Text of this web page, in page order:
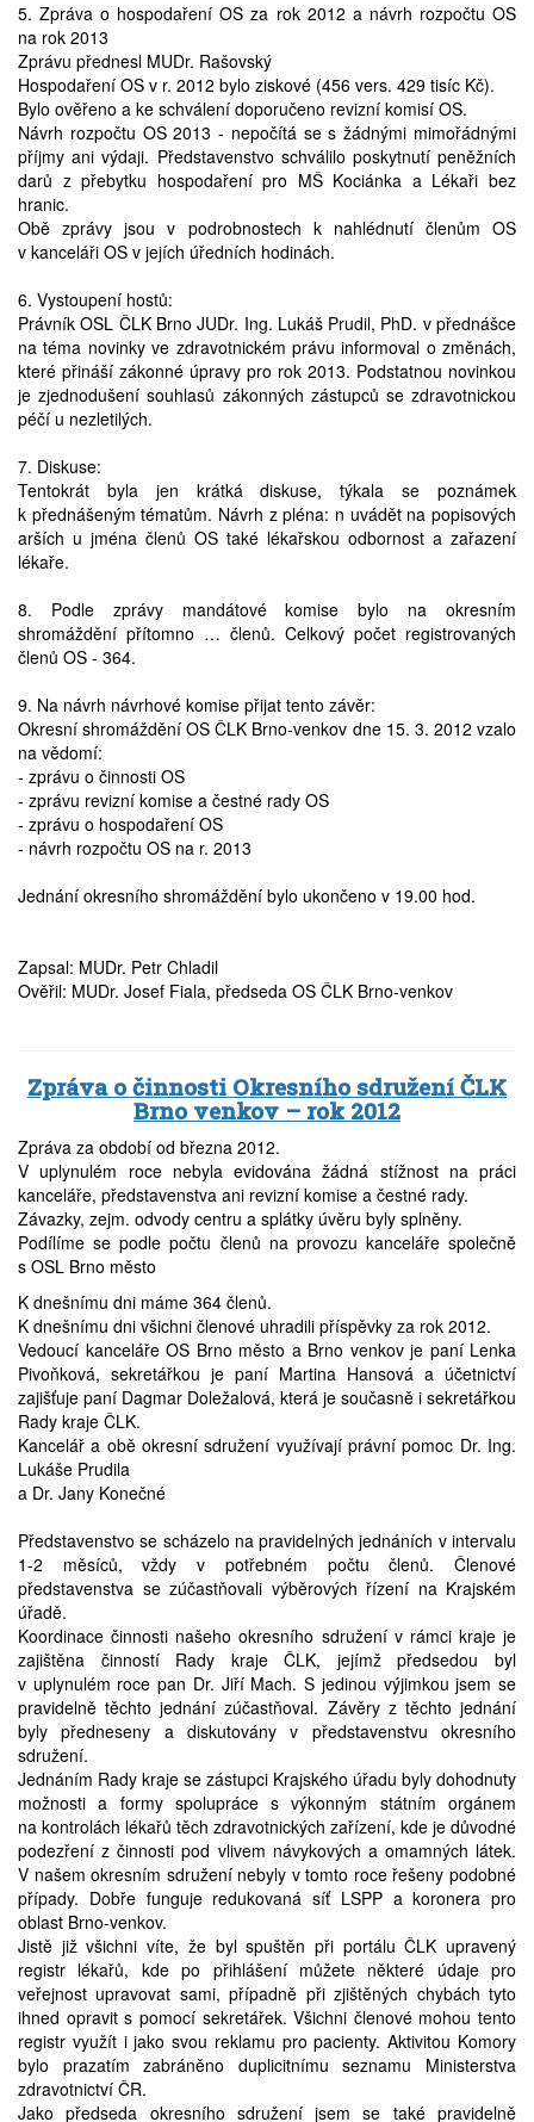
5. Zpráva o hospodaření OS za rok 2012 a návrh rozpočtu OS
na rok 2013
Zprávu přednesl MUDr. Rašovský
Hospodaření OS v r. 2012 bylo ziskové (456 vers. 429 tisíc Kč).
Bylo ověřeno a ke schválení doporučeno revizní komisí OS.
Návrh rozpočtu OS 2013 - nepočítá se s žádnými mimořádnými
příjmy ani výdaji. Představenstvo schválilo poskytnutí peněžních
darů z přebytku hospodaření pro MŠ Kociánka a Lékaři bez
hranic.
Obě zprávy jsou v podrobnostech k nahlédnutí členům OS
v kanceláři OS v jejích úředních hodinách.
6. Vystoupení hostů:
Právník OSL ČLK Brno JUDr. Ing. Lukáš Prudil, PhD. v přednášce
na téma novinky ve zdravotnickém právu informoval o změnách,
které přináší zákonné úpravy pro rok 2013. Podstatnou novinkou
je zjednodušení souhlasů zákonných zástupců se zdravotnickou
péčí u nezletilých.
7. Diskuse:
Tentokrát byla jen krátká diskuse, týkala se poznámek
k přednášeným tématům. Návrh z pléna: n uvádět na popisových
arších u jména členů OS také lékařskou odbornost a zařazení
lékaře.
8. Podle zprávy mandátové komise bylo na okresním
shromáždění přítomno … členů. Celkový počet registrovaných
členů OS - 364.
9. Na návrh návrhové komise přijat tento závěr:
Okresní shromáždění OS ČLK Brno-venkov dne 15. 3. 2012 vzalo
na vědomí:
- zprávu o činnosti OS
- zprávu revizní komise a čestné rady OS
- zprávu o hospodaření OS
- návrh rozpočtu OS na r. 2013
Jednání okresního shromáždění bylo ukončeno v 19.00 hod.
Zapsal: MUDr. Petr Chladil
Ověřil: MUDr. Josef Fiala, předseda OS ČLK Brno-venkov
Zpráva o činnosti Okresního sdružení ČLK
Brno venkov – rok 2012
Zpráva za období od března 2012.
V uplynulém roce nebyla evidována žádná stížnost na práci
kanceláře, představenstva ani revizní komise a čestné rady.
Závazky, zejm. odvody centru a splátky úvěru byly splněny.
Podílíme se podle počtu členů na provozu kanceláře společně
s OSL Brno město
K dnešnímu dni máme 364 členů.
K dnešnímu dni všichni členové uhradili příspěvky za rok 2012.
Vedoucí kanceláře OS Brno město a Brno venkov je paní Lenka
Pivoňková, sekretářkou je paní Martina Hansová a účetnictví
zajišťuje paní Dagmar Doležalová, která je současně i sekretářkou
Rady kraje ČLK.
Kancelář a obě okresní sdružení využívají právní pomoc Dr. Ing.
Lukáše Prudila
a Dr. Jany Konečné
Představenstvo se scházelo na pravidelných jednáních v intervalu
1-2 měsíců, vždy v potřebném počtu členů. Členové
představenstva se zúčastňovali výběrových řízení na Krajském
úřadě.
Koordinace činnosti našeho okresního sdružení v rámci kraje je
zajištěna činností Rady kraje ČLK, jejímž předsedou byl
v uplynulém roce pan Dr. Jiří Mach. S jedinou výjimkou jsem se
pravidelně těchto jednání zúčastňoval. Závěry z těchto jednání
byly předneseny a diskutovány v představenstvu okresního
sdružení.
Jednáním Rady kraje se zástupci Krajského úřadu byly dohodnuty
možnosti a formy spolupráce s výkonným státním orgánem
na kontrolách lékařů těch zdravotnických zařízení, kde je důvodné
podezření z činnosti pod vlivem návykových a omamných látek.
V našem okresním sdružení nebyly v tomto roce řešeny podobné
případy. Dobře funguje redukovaná síť LSPP a koronera pro
oblast Brno-venkov.
Jistě již všichni víte, že byl spuštěn při portálu ČLK upravený
registr lékařů, kde po přihlášení můžete některé údaje pro
veřejnost upravovat sami, případně při zjištěných chybách tyto
ihned opravit s pomocí sekretářek. Všichni členové mohou tento
registr využít i jako svou reklamu pro pacienty. Aktivitou Komory
bylo prazatím zabráněno duplicitnímu seznamu Ministerstva
zdravotnictví ČR.
Jako předseda okresního sdružení jsem se také pravidelně